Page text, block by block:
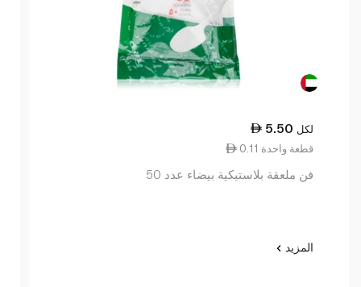
5.50 لكل
0.11 قطعة واحدة
فن ملعقة بلاستيكية بيضاء عدد 50
المزيد